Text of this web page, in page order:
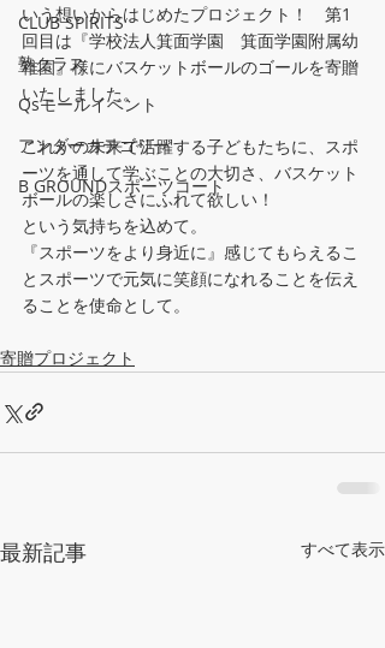
CLUB SPIRITS
塾クラス
Qsモールイベント
アンダーカテゴリー
B GROUNDスポーツコート
いう想いからはじめたプロジェクト！　第1
回目は『学校法人箕面学園　箕面学園附属幼
稚園』様にバスケットボールのゴールを寄贈
いたしました。
これかの未来で活躍する子どもたちに、スポ
ーツを通して学ぶことの大切さ、バスケット
ボールの楽しさにふれて欲しい！
という気持ちを込めて。
『スポーツをより身近に』感じてもらえるこ
とスポーツで元気に笑顔になれることを伝え
ることを使命として。
寄贈プロジェクト
最新記事 すべて表示